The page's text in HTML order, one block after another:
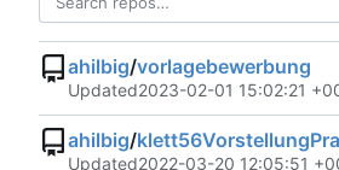
ahilbig/vorlagebewerbung
Updated2023-02-01 15:02:21
ahilbig/
Updated2022-03-20 12:05:51